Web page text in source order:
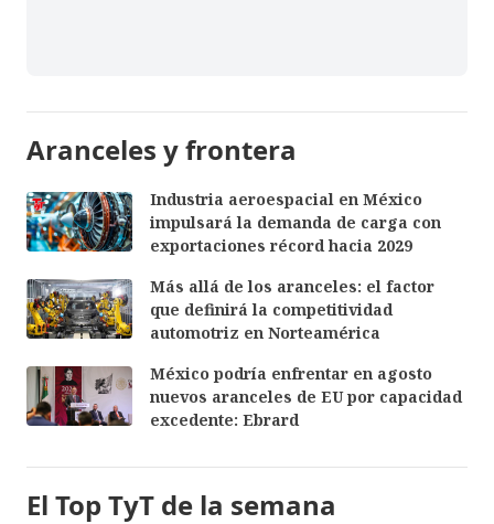
Aranceles y frontera
Industria aeroespacial en México
impulsará la demanda de carga con
exportaciones récord hacia 2029
Más allá de los aranceles: el factor
que definirá la competitividad
automotriz en Norteamérica
México podría enfrentar en agosto
nuevos aranceles de EU por capacidad
excedente: Ebrard
El Top TyT de la semana